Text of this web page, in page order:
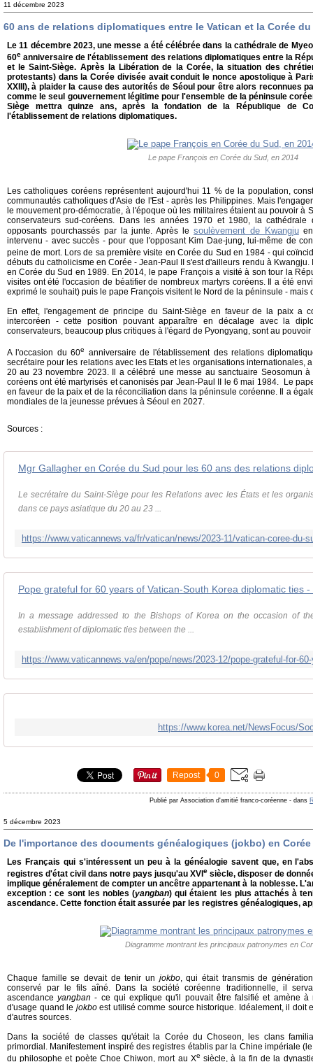
11 décembre 2023
60 ans de relations diplomatiques entre le Vatican et la Corée du
Le 11 décembre 2023, une messe a été célébrée dans la cathédrale de
60e anniversaire de l'établissement des relations diplomatiques entre la
et le Saint-Siège. Après la Libération de la Corée, la situation des
protestants) dans la Corée divisée avait conduit le nonce apostolique à
XXIII), à plaider la cause des autorités de Séoul pour être alors reconnues
comme le seul gouvernement légitime pour l'ensemble de la péninsule
Siège mettra quinze ans, après la fondation de la République de
l'établissement de relations diplomatiques.
Le pape François en Corée du Sud, en 2014
Les catholiques coréens représentent aujourd'hui 11 % de la population,
communautés catholiques d'Asie de l'Est - après les Philippines. Mais
le mouvement pro-démocratie, à l'époque où les militaires étaient au pouvoir à
conservateurs sud-coréens. Dans les années 1970 et 1980, la
opposants pourchassés par la junte. Après lesoulèvement de Kwangjuen
intervenu - avec succès - pour que l'opposant Kim Dae-jung, lui-même de
peine de mort. Lors de sa première visite en Corée du Sud en 1984 - qui
débuts du catholicisme en Corée - Jean-Paul II s'est d'ailleurs rendu à
en Corée du Sud en 1989. En 2014, le pape François a visité à son tour la
visites ont été l'occasion de béatifier de nombreux martyrs coréens. Il a été
exprimé le souhait) puis le pape François visitent le Nord de la péninsule - mais
En effet, l'engagement de principe du Saint-Siège en faveur de la paix a
intercoréen - cette position pouvant apparaître en décalage avec la
conservateurs, beaucoup plus critiques à l'égard de Pyongyang, sont au
A l'occasion du 60e
anniversaire de l'établissement des relations
secrétaire pour les relations avec les Etats et les organisations internationales,
20 au 23 novembre 2023. Il a célébré une messe au sanctuaire Seosomun
coréens ont été martyrisés et canonisés par Jean-Paul II le 6 mai 1984. Le
en faveur de la paix et de la réconciliation dans la péninsule coréenne. Il a
mondiales de la jeunesse prévues à Séoul en 2027.
Sources :
Mgr Gallagher en Corée du Sud pour les 60 ans des relations
Le secrétaire du Saint-Siège pour les Relations avec les États et les
dans ce pays asiatique du 20 au 23 ...
Pope grateful for 60 years of Vatican-South Korea diplomatic ties -
In a message addressed to the Bishops of Korea on the occasion of
establishment of diplomatic ties between the ...
https://www.korea.net/NewsFocus/
Repost 0
Publié par Association d'amitié franco-coréenne - dans
5 décembre 2023
De l'importance des documents généalogiques (jokbo) en Corée
Les Français qui s'intéressent un peu à la généalogie savent que, en
registres d'état civil dans notre pays jusqu'au XVIe siècle, disposer de
implique généralement de compter un ancêtre appartenant à la noblesse.
exception : ce sont les nobles (yangban) qui étaient les plus attachés à
ascendance. Cette fonction était assurée par les registres généalogiques,
Diagramme montrant les principaux patronymes en
Chaque famille se devait de tenir un jokbo, qui était transmis de
conservé par le fils aîné. Dans la société coréenne traditionnelle, il
ascendanceyangban - ce qui explique qu'il pouvait être falsifié et amène à
d'usage quand le jokboest utilisé comme source historique. Idéalement, il doit
d'autres sources.
Dans la société de classes qu'était la Corée du Choseon, les clans
primordial. Manifestement inspiré des registres établis par la Chine impériale
du philosophe et poète Choe Chiwon, mort au Xe siècle, à la fin de la